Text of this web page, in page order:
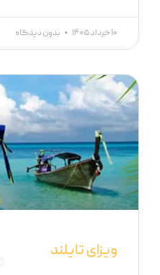
۱۰ خرداد ۱۴۰۵ بدون دیدگاه
ویزای تایلند